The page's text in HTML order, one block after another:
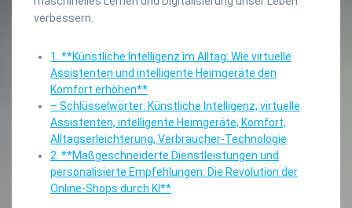
verbessern.
1. **Künstliche Intelligenz im Alltag: Wie virtuelle
Assistenten und intelligente Heimgeräte den
Komfort erhöhen**
– Schlüsselwörter: Künstliche Intelligenz, virtuelle
Assistenten, intelligente Heimgeräte, Komfort,
Alltagserleichterung, Verbraucher-Technologie
2. **Maßgeschneiderte Dienstleistungen und
personalisierte Empfehlungen: Die Revolution der
Online-Shops durch KI**